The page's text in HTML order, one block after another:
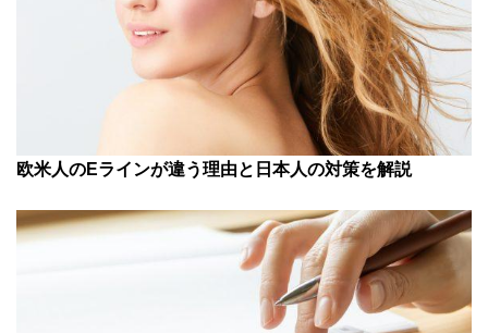
欧米人のEラインが違う理由と日本人の対策を解説